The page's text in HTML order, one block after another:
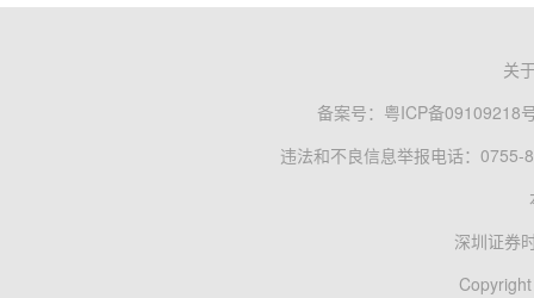
关
备案号： 粤ICP备09109218
违法和不良信息举报电话：0755-
深圳证券